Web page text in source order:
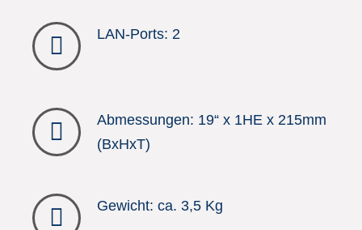
LAN-Ports: 2
Abmessungen: 19“ x 1HE x 215mm
(BxHxT)
Gewicht: ca. 3,5 Kg